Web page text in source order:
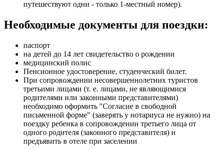
путешествуют одни - только 1-местный номер).
Необходимые документы для поездки:
паспорт
на детей до 14 лет свидетельство о рождении
медицинский полис
Пенсионное удостоверение, студенческий билет.
При сопровождении несовершеннолетних туристов
третьими лицами (т. е. лицами, не являющимися
родителями или законными представителями)
необходимо оформить "Согласие в свободной
письменной форме" (заверять у нотариуса не нужно) на
поездку ребенка в сопровождении третьего лица от
одного родителя (законного представителя) и
предъявить в отеле при заселении